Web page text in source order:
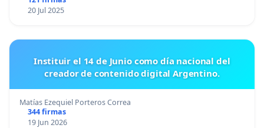
20 Jul 2025
Instituir el 14 de Junio como día nacional del
creador de contenido digital Argentino.
Matías Ezequiel Porteros Correa
344 firmas
19 Jun 2026